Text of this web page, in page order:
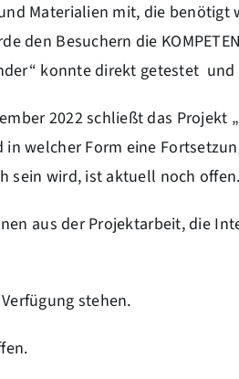
und Materialien mit, die
den Besuchern die
konnte direkt getestet
2022 schließt das
in welcher Form eine
sein wird, ist aktuell noch offen.
aus der Projektarbeit, die
stehen.